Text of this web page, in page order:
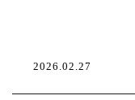
2026.02.27